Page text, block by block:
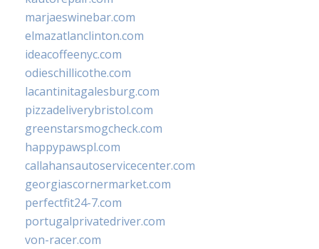
marjaeswinebar.com
elmazatlanclinton.com
ideacoffeenyc.com
odieschillicothe.com
lacantinitagalesburg.com
pizzadeliverybristol.com
greenstarsmogcheck.com
happypawspl.com
callahansautoservicecenter.com
georgiascornermarket.com
perfectfit24-7.com
portugalprivatedriver.com
von-racer.com